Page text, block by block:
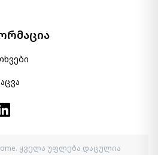
ყველა უფლება დაცულია